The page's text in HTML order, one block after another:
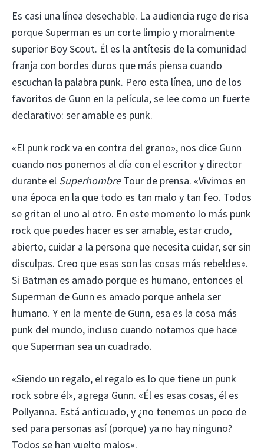
Es casi una línea desechable. La audiencia ruge de risa
porque Superman es un corte limpio y moralmente
superior Boy Scout. Él es la antítesis de la comunidad
franja con bordes duros que más piensa cuando
escuchan la palabra punk. Pero esta línea, uno de los
favoritos de Gunn en la película, se lee como un fuerte
declarativo: ser amable es punk.
«El punk rock va en contra del grano», nos dice Gunn
cuando nos ponemos al día con el escritor y director
durante el SuperhombreTour de prensa. «Vivimos en
una época en la que todo es tan malo y tan feo. Todos
se gritan el uno al otro. En este momento lo más punk
rock que puedes hacer es ser amable, estar crudo,
abierto, cuidar a la persona que necesita cuidar, ser sin
disculpas. Creo que esas son las cosas más rebeldes».
Si Batman es amado porque es humano, entonces el
Superman de Gunn es amado porque anhela ser
humano. Y en la mente de Gunn, esa es la cosa más
punk del mundo, incluso cuando notamos que hace
que Superman sea un cuadrado.
«Siendo un regalo, el regalo es lo que tiene un punk
rock sobre él», agrega Gunn. «Él es esas cosas, él es
Pollyanna. Está anticuado, y ¿no tenemos un poco de
sed para personas así (porque) ya no hay ninguno?
Todos se han vuelto malos».